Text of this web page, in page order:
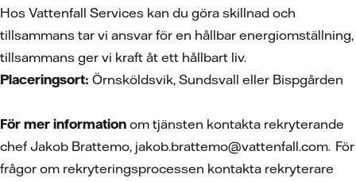
Hos Vattenfall Services kan du göra skillnad och
tillsammans tar vi ansvar för en hållbar energiomställning,
tillsammans ger vi kraft åt ett hållbart liv.
Placeringsort: Örnsköldsvik, Sundsvall eller Bispgården
För mer information om tjänsten kontakta rekryterande
chef Jakob Brattemo, jakob.brattemo@vattenfall.com. För
frågor om rekryteringsprocessen kontakta rekryterare